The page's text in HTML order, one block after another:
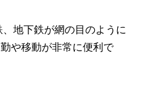
地下鉄が網の目のように
や移動が非常に便利で